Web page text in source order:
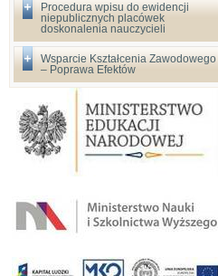
Procedura wpisu do ewidencji
niepublicznych placówek
doskonalenia nauczycieli
Wsparcie Kształcenia Zawodowego
– Poprawa Efektów